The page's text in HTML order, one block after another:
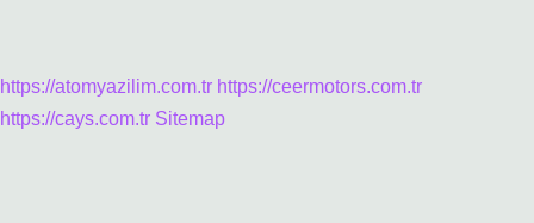
https://atomyazilim.com.tr https://ceermotors.com.tr
https://cays.com.tr Sitemap